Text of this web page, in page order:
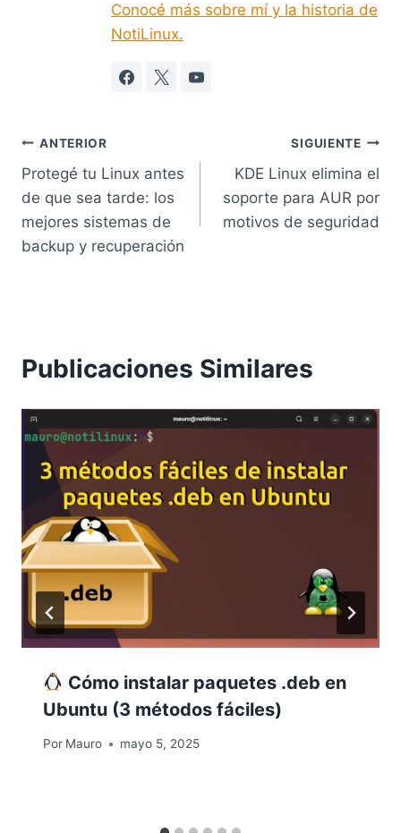
Conocé más sobre mí y la historia de
NotiLinux.
Navegación
de
entradas
ANTERIOR
Protegé tu Linux antes
de que sea tarde: los
mejores sistemas de
backup y recuperación
SIGUIENTE
KDE Linux elimina el
soporte para AUR por
motivos de seguridad
Publicaciones Similares
Cómo instalar paquetes .deb en
Ubuntu (3 métodos fáciles)
Por Mauro mayo 5, 2025